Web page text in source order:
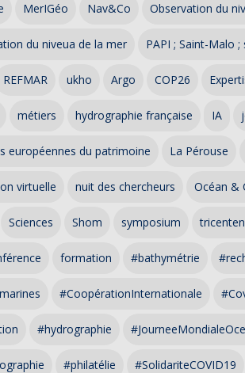
MerIGéo Nav&Co Observation du
du niveua de la mer PAPI ; Saint-Malo
REFMAR ukho Argo COP26
métiers hydrographie française IA
européennes du patrimoine La Pérouse
virtuelle nuit des chercheurs Océan &
Sciences Shom symposium
formation #bathymétrie
#CoopérationInternationale
#hydrographie
#philatélie #SolidariteCOVID19